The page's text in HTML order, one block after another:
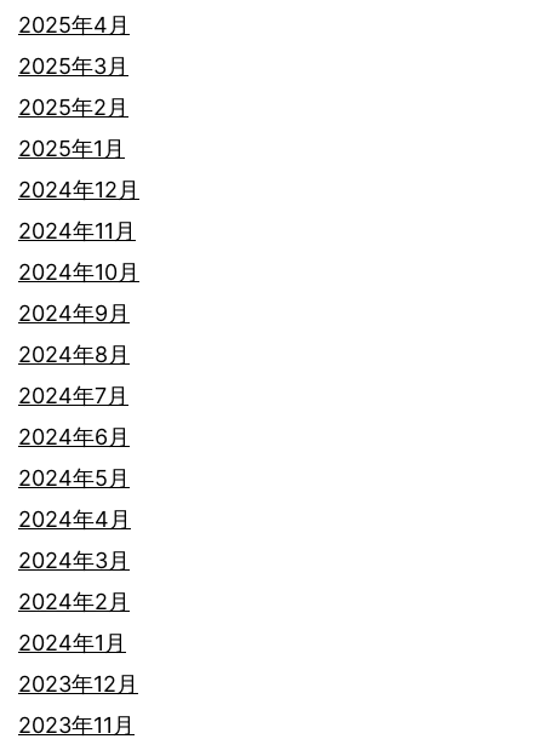
2025年4月
2025年3月
2025年2月
2025年1月
2024年12月
2024年11月
2024年10月
2024年9月
2024年8月
2024年7月
2024年6月
2024年5月
2024年4月
2024年3月
2024年2月
2024年1月
2023年12月
2023年11月